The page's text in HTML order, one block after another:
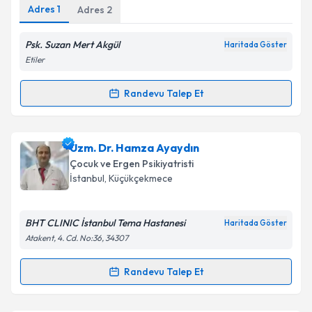
Kişisel verilerimin işlenmesine ilişkin
Metni'ni okudum ve kişisel verilerimin belirtilen
kapsamda işlenmesini kabul ediyorum.
Takvim Talebini Gönder
Adres 1 Adres 2
Psk. Suzan Mert Akgül Haritada Göster
Etiler
Randevu Talep Et
Randevu Takvimi Talebi
Psk. Suzan Mert Akgül için randevu takvimi talebi
oluşturun. Size bu uzmandan randevu almanız için bir
takvim hazırlandığında e-posta ile bilgilendireceğiz.
Kişisel verilerimin işlenmesine ilişkin
Metni'ni okudum ve kişisel verilerimin belirtilen
Uzm. Dr. Hamza Ayaydın
Çocuk ve Ergen Psikiyatristi
İstanbul, Küçükçekmece
BHT CLINIC İstanbul Tema Hastanesi Haritada Göster
Atakent, 4. Cd. No:36, 34307
Randevu Talep Et
Randevu Takvimi Talebi